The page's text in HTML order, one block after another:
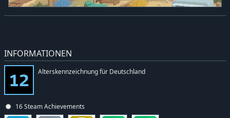
INFORMATIONEN
Alterskennzeichnung für Deutschland
16 Steam Achievements